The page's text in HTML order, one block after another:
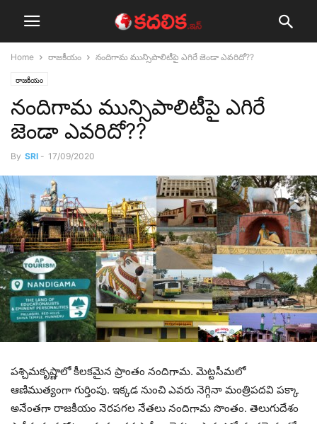
Home రాజ‌కీయం నందిగామ మున్సిపాలిటీపై ఎగిరే జెండా ఎవ‌రిదో??
రాజ‌కీయం
నందిగామ మున్సిపాలిటీపై ఎగిరే
జెండా ఎవ‌రిదో??
By SRI - 17/09/2020
ప‌శ్చిమ‌కృష్ణాలో కీల‌క‌మైన ప్రాంతం నందిగామ‌. మెట్ట‌సీమ‌లో
ఆణిముత్యంగా గుర్తింపు. ఇక్క‌డ నుంచి ఎవ‌రు నెగ్గినా మంత్రిప‌ద‌వి ప‌క్కా
అనేంత‌గా రాజ‌కీయం నెర‌ప‌గ‌ల నేత‌లు నందిగామ సొంతం. తెలుగుదేశం